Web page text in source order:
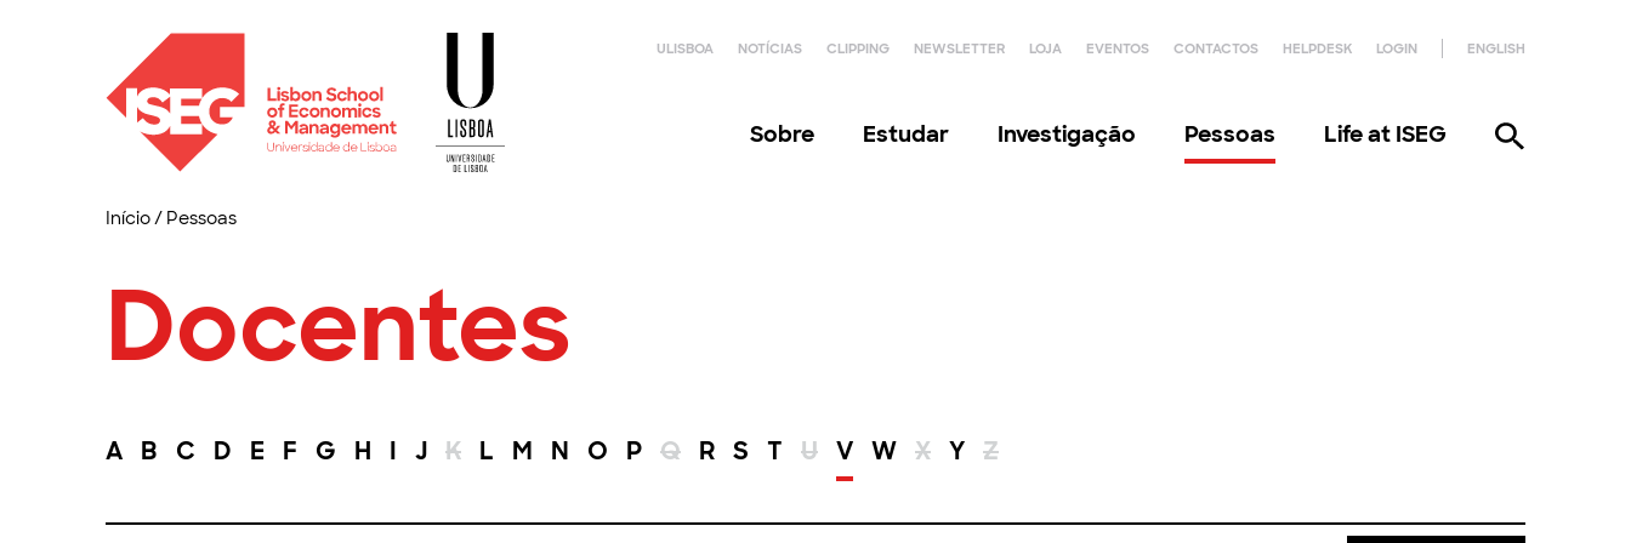
ULISBOA NOTÍCIAS CLIPPING NEWSLETTER LOJA EVENTOS CONTACTOS HELPDESK LOGIN ENGLISH
Sobre Estudar Investigação Pessoas Life at ISEG
Início/ Pessoas
Docentes
A B C D E F G H I J K L M N O P Q R S T U V W X Y Z